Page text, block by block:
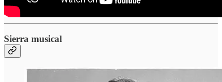
Sierra musical